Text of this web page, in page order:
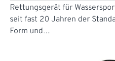
Rettungsgerät für
seit fast 20 Jahren der
Form und…